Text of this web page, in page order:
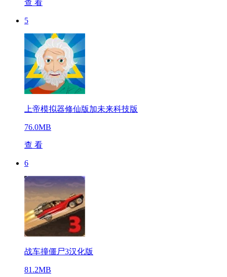
查 看
5
上帝模拟器修仙版加未来科技版
76.0MB
查 看
6
战车撞僵尸3汉化版
81.2MB